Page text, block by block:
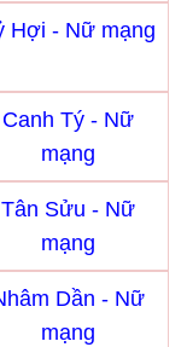
Hợi - Nữ mạng
Canh Tý - Nữ
mạng
Tân Sửu - Nữ
mạng
Dần - Nữ
mạng